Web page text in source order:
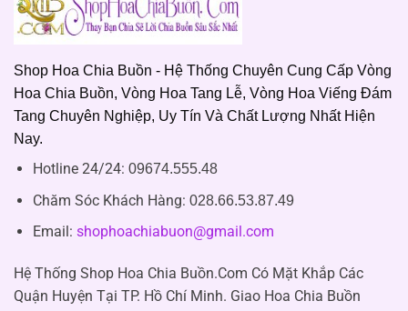
Shop Hoa Chia Buồn - Hệ Thống Chuyên Cung Cấp Vòng
Hoa Chia Buồn, Vòng Hoa Tang Lễ, Vòng Hoa Viếng Đám
Tang Chuyên Nghiệp, Uy Tín Và Chất Lượng Nhất Hiện
Nay.
Hotline 24/24: 09674.555.48
Chăm Sóc Khách Hàng: 028.66.53.87.49
Email: shophoachiabuon@gmail.com
Hệ Thống Shop Hoa Chia Buồn.Com Có Mặt Khắp Các
Quận Huyện Tại TP. Hồ Chí Minh. Giao Hoa Chia Buồn